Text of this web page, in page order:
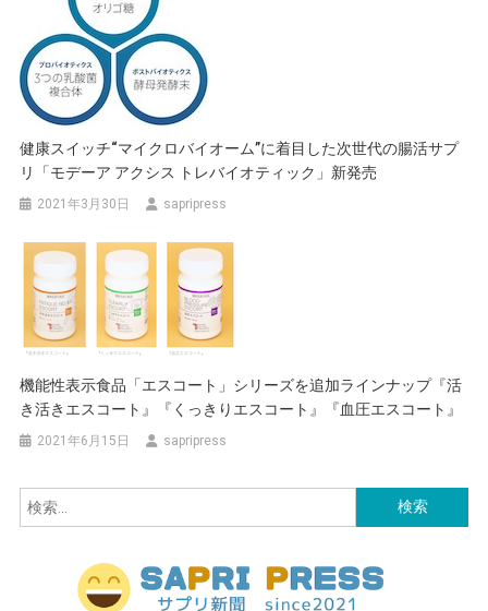
健康スイッチ“マイクロバイオーム”に着目した次世代の腸活サプ
リ「モデーア アクシス トレバイオティック」新発売
2021年3月30日 sapripress
機能性表示食品「エスコート」シリーズを追加ラインナップ『活
き活きエスコート』『くっきりエスコート』『血圧エスコート』
2021年6月15日 sapripress
索: